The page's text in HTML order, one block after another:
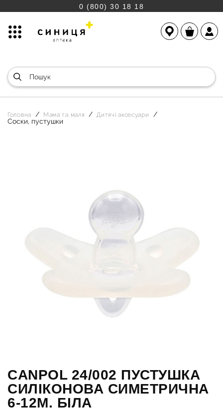
0 (800) 30 18 18
Головна Мама та маля Дитячі аксесуари
Соски, пустушки
CANPOL 24/002 ПУСТУШКА
СИЛІКОНОВА СИМЕТРИЧНА
6-12М. БІЛА